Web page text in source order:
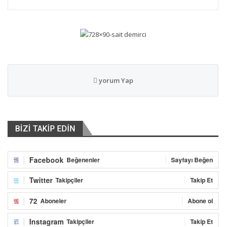
alınan tedbirlerin etkili olacağını düşünüyorum. Artık herkeste, o
evlerde vakit gerçirmek gerektiğini biliyor.
İki hafta içinde bireysel tedbirlerle birlikte bir etki olacağını
düşünüyorum ama bütün bunlara rağmen bireysel tedbirlere
edersek daha sert kısıtlamalar da bizi bekliyor. Evlerde de
toplanmamak gerekiyor. Bu dönemde zorunlu haller dışında
yorum Yap
BİZİ TAKİP EDİN
Facebook Beğenenler Sayfayı Beğen
Twitter Takipçiler Takip Et
72 Aboneler Abone ol
Instagram Takipçiler Takip Et